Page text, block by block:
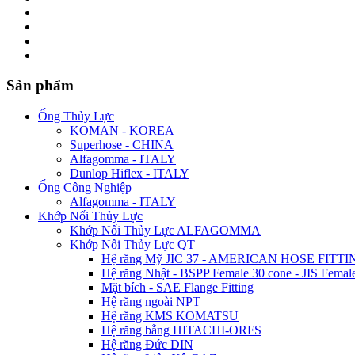
Sản phẩm
Ống Thủy Lực
KOMAN - KOREA
Superhose - CHINA
Alfagomma - ITALY
Dunlop Hiflex - ITALY
Ống Công Nghiệp
Alfagomma - ITALY
Khớp Nối Thủy Lực
Khớp Nối Thủy Lực ALFAGOMMA
Khớp Nối Thủy Lực QT
Hệ răng Mỹ JIC 37 - AMERICAN HOSE
Hệ răng Nhật - BSPP Female 30 cone - JIS
Mặt bích - SAE Flange Fitting
Hệ răng ngoài NPT
Hệ răng KMS KOMATSU
Hệ răng bằng HITACHI-ORFS
Hệ răng Đức DIN